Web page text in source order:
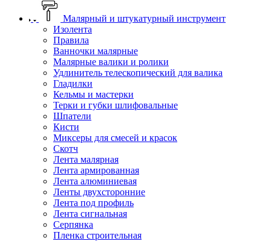
Малярный и штукатурный инструмент
Изолента
Правила
Ванночки малярные
Малярные валики и ролики
Удлинитель телескопический для валика
Гладилки
Кельмы и мастерки
Терки и губки шлифовальные
Шпатели
Кисти
Миксеры для смесей и красок
Скотч
Лента малярная
Лента армированная
Лента алюминиевая
Ленты двухсторонние
Лента под профиль
Лента сигнальная
Серпянка
Пленка строительная